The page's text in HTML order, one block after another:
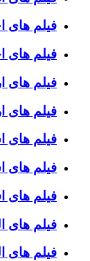
فیلم های
فیلم های
فیلم های
فیلم های
فیلم های
فیلم های
فیلم های
فیلم های
فیلم های